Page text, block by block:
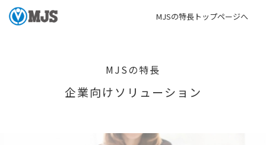
MJSの特長トップページへ
MJSの特長
企業向けソリューション